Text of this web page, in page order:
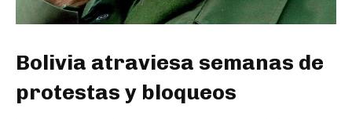
Bolivia atraviesa semanas de
protestas y bloqueos